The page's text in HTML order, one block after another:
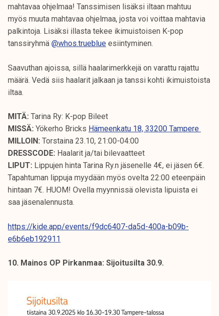
mahtavaa ohjelmaa! Tanssimisen lisäksi iltaan mahtuu
myös muuta mahtavaa ohjelmaa, josta voi voittaa mahtavia
palkintoja. Lisäksi illasta tekee ikimuistoisen K-pop
tanssiryhmä @whos.trueblue esiintyminen.
Saavuthan ajoissa, sillä haalarimerkkejä on varattu rajattu
määrä. Vedä siis haalarit jalkaan ja tanssi kohti ikimuistoista
iltaa.
MITÄ: Tarina Ry: K-pop Bileet
MISSÄ: Yökerho Bricks Hämeenkatu 18, 33200 Tampere
MILLOIN: Torstaina 23.10, 21:00-04:00
DRESSCODE: Haalarit ja/tai bilevaatteet
LIPUT: Lippujen hinta Tarina Ry.n jäsenelle 4€, ei jäsen 6€.
Tapahtuman lippuja myydään myös ovelta 22:00 eteenpäin
hintaan 7€. HUOM! Ovella myynnissä olevista lipuista ei
saa jäsenalennusta.
https://kide.app/events/f9dc6407-da5d-400a-b09b-
e6b6eb192911
10. Mainos OP Pirkanmaa: Sijoitusilta 30.9.